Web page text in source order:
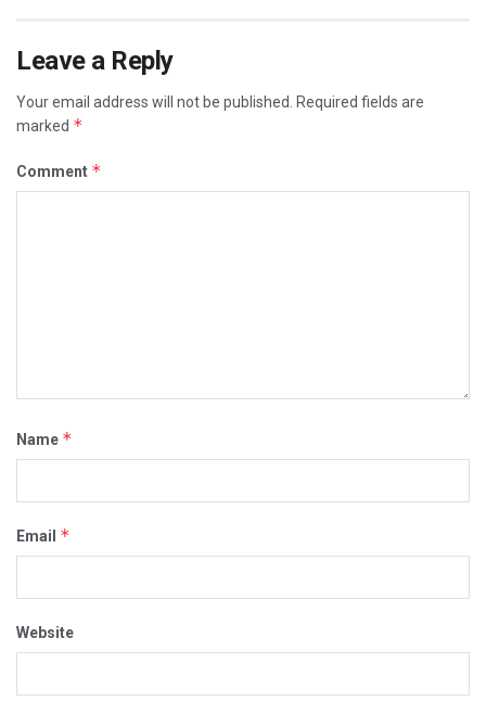
Leave a Reply
Your email address will not be published.
Required fields are
marked *
Comment *
Name *
Email *
Website